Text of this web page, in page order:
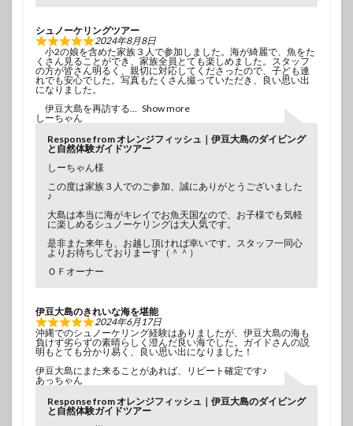
シュノーケリングツアー
2024年8月8日
小2の娘を含めた家族３人で参加しました。海が綺麗で、魚をた
くさん見ることができ、家族全員とても楽しめました。スタッフ
の方が皆さん明るく、親切に対応してくださったので、子ども連
れでも安心でした。写真もたくさん撮っていただき、良い思い出
になりました。
伊豆大島を再訪する
Show more
しーちゃん
Response from オレンジフィッシュ｜伊豆大島のダイビング
と自然体験ガイドツアー
しーちゃん様
この度は家族３人でのご参加、誠にありがとうございました
♪
大島は本当に海がキレイでお魚天国なので、お子様でも気軽
に楽しめるシュノーケリングは大人気です。
是非また来年も、お越し頂ければ幸いです。スタッフ一同心
よりお待ちしておりまーす（＾＾）
ＯＦオーナー
伊豆大島のきれいな海を堪能
2024年6月17日
沖縄でのシュノーケリング経験はありましたが、伊豆大島の海も
負けず劣らずの素晴らしく澄んだ良い海でした。ガイドさんの説
明もとても分かり易く、良い思い出になりました！
伊豆大島にまた来ることがあれば、リピート確定です♪
あっちゃん
Response from オレンジフィッシュ｜伊豆大島のダイビング
と自然体験ガイドツアー